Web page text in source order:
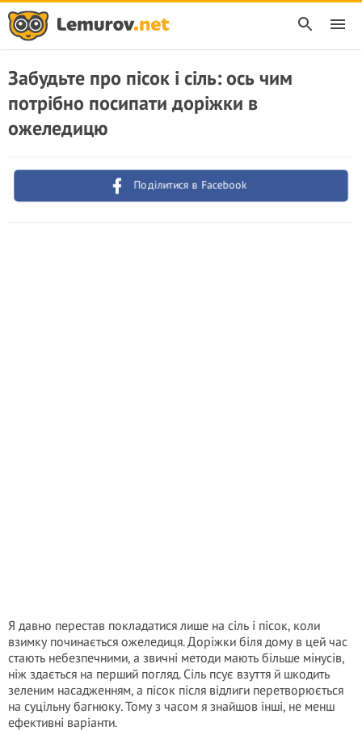
Забудьте про пісок і сіль: ось чим
потрібно посипати доріжки в
ожеледицю
Поділитися в Facebook
Я давно перестав покладатися лише на сіль і пісок, коли
взимку починається ожеледиця. Доріжки біля дому в цей час
стають небезпечними, а звичні методи мають більше мінусів,
ніж здається на перший погляд. Сіль псує взуття й шкодить
зеленим насадженням, а пісок після відлиги перетворюється
на суцільну багнюку. Тому з часом я знайшов інші, не менш
ефективні варіанти.